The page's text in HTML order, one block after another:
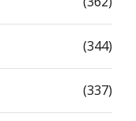
(344)
(337)